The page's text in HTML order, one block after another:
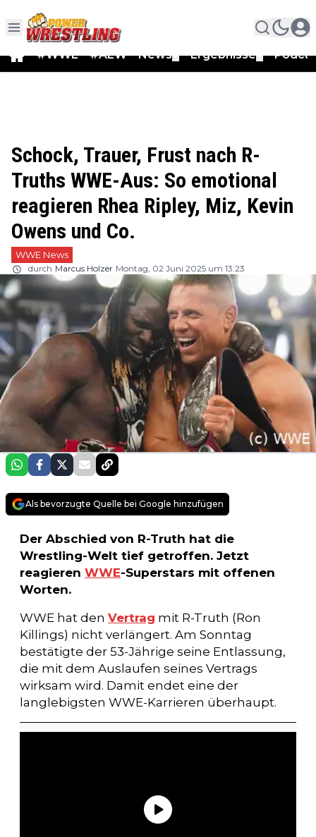
#WWE #AEW News Ergebnisse
Schock, Trauer, Frust nach R-
Truths WWE-Aus: So emotional
reagieren Rhea Ripley, Miz, Kevin
Owens und Co.
WWE News
durch Marcus Holzer Montag, 02 Juni 2025 um 13:23
Als bevorzugte Quelle bei Google hinzufügen
Der Abschied von R-Truth hat die
Wrestling-Welt tief getroffen. Jetzt
reagieren WWE-Superstars mit offenen
Worten.
WWE hat den Vertrag mit R-Truth (Ron
Killings) nicht verlängert. Am Sonntag
bestätigte der 53-Jährige seine Entlassung,
die mit dem Auslaufen seines Vertrags
wirksam wird. Damit endet eine der
langlebigsten WWE-Karrieren überhaupt.